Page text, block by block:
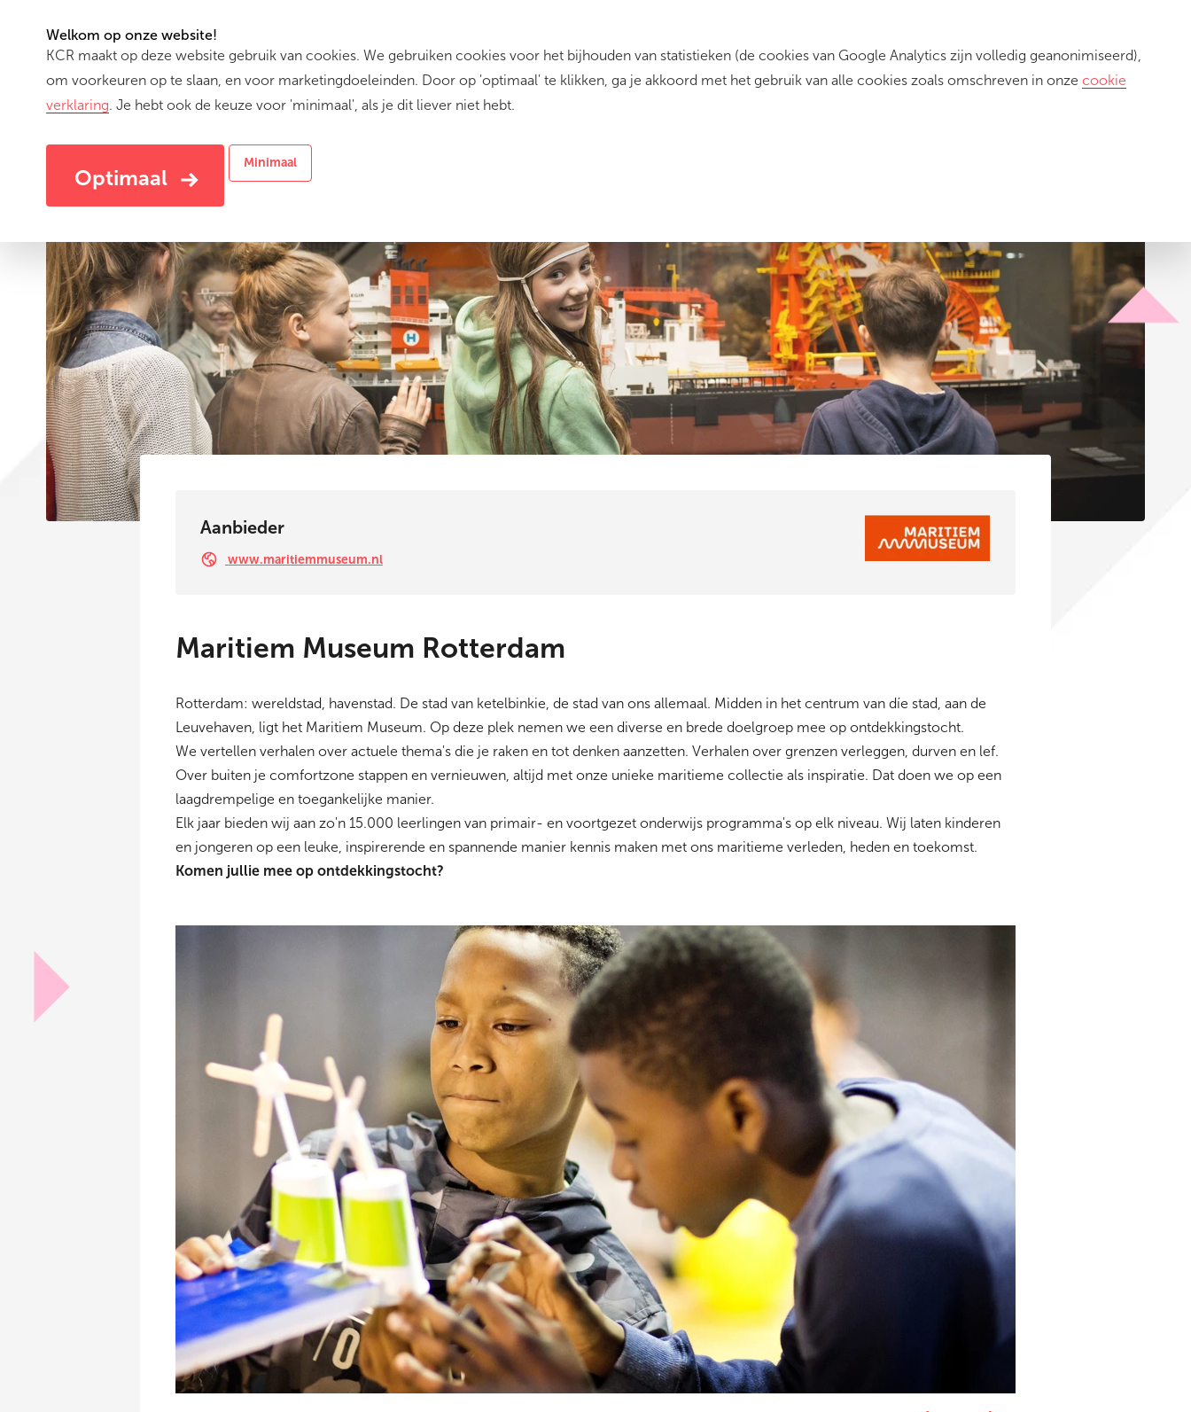
Welkom op onze website!
KCR maakt op deze website gebruik van cookies. We gebruiken cookies voor het bijhouden van statistieken (de cookies van Google Analytics zijn volledig geanonimiseerd),
om voorkeuren op te slaan, en voor marketingdoeleinden. Door op 'optimaal' te klikken, ga je akkoord met het gebruik van alle cookies zoals omschreven in onze cookie
verklaring. Je hebt ook de keuze voor 'minimaal', als je dit liever niet hebt.
Optimaal
Minimaal
Activiteiten Zo werkt het Dit zijn wij Contact Inloggen
Aanbieder
www.maritiemmuseum.nl
Maritiem Museum Rotterdam
Rotterdam: wereldstad, havenstad. De stad van ketelbinkie, de stad van ons allemaal. Midden in het centrum van díe stad, aan de
Leuvehaven, ligt het Maritiem Museum. Op deze plek nemen we een diverse en brede doelgroep mee op ontdekkingstocht.
We vertellen verhalen over actuele thema's die je raken en tot denken aanzetten. Verhalen over grenzen verleggen, durven en lef.
Over buiten je comfortzone stappen en vernieuwen, altijd met onze unieke maritieme collectie als inspiratie. Dat doen we op een
laagdrempelige en toegankelijke manier.
Elk jaar bieden wij aan zo'n 15.000 leerlingen van primair- en voortgezet onderwijs programma's op elk niveau. Wij laten kinderen
en jongeren op een leuke, inspirerende en spannende manier kennis maken met ons maritieme verleden, heden en toekomst.
Komen jullie mee op ontdekkingstocht?